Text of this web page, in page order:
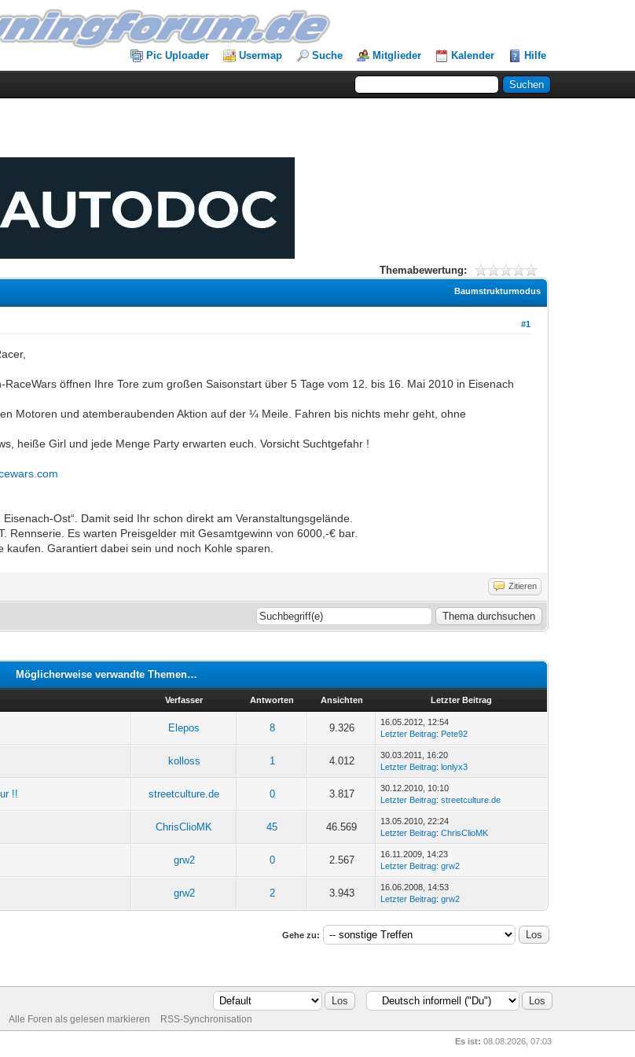
Pic Uploader Usermap Suche Mitglieder Kalender Hilfe
Themabewertung:
Baumstrukturmodus
#1
öffnen Ihre Tore zum großen Saisonstart über 5 Tage vom 12. bis 16. Mai 2010 in Eisenach
Motoren und atemberaubenden Aktion auf der ¼ Meile. Fahren bis nichts mehr geht, ohne
heiße Girl und jede Menge Party erwarten euch. Vorsicht Suchtgefahr !
Ost“. Damit seid Ihr schon direkt am Veranstaltungsgelände.
Rennserie. Es warten Preisgelder mit Gesamtgewinn von 6000,-€ bar.
kaufen. Garantiert dabei sein und noch Kohle sparen.
Zitieren
Möglicherweise verwandte Themen…
Verfasser Antworten Ansichten Letzter Beitrag
Elepos 8 9.326
16.05.2012, 12:54
Letzter Beitrag: Pete92
kolloss 1 4.012
30.03.2011, 16:20
Letzter Beitrag:lonlyx3
!! streetculture.de 0 3.817
30.12.2010, 10:10
Letzter Beitrag:streetculture.de
ChrisClioMK 45 46.569
13.05.2010, 22:24
Letzter Beitrag:ChrisClioMK
grw2 0 2.567
16.11.2009, 14:23
Letzter Beitrag:grw2
grw2 2 3.943
16.06.2008, 14:53
Letzter Beitrag:grw2
Gehe zu:
Alle Foren als gelesen markieren RSS-Synchronisation
Es ist: 08.08.2026, 07:03